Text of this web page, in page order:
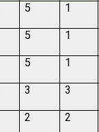
5 1
5 1
5 1
3 3
2 2